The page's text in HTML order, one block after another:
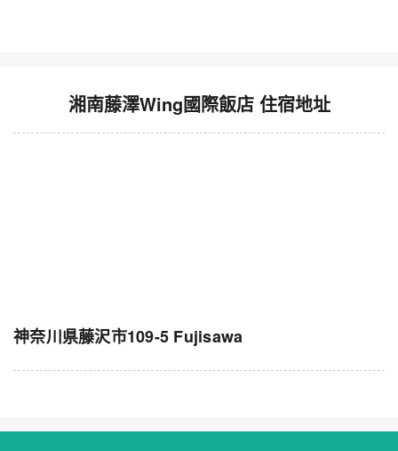
湘南藤澤Wing國際飯店 住宿地址
神奈川県藤沢市109-5 Fujisawa